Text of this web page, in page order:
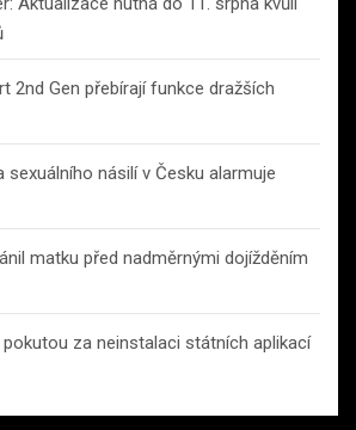
2nd Gen přebírají funkce dražších
sexuálního násilí v Česku alarmuje
matku před nadměrnými dojížděním
pokutou za neinstalaci státních aplikací